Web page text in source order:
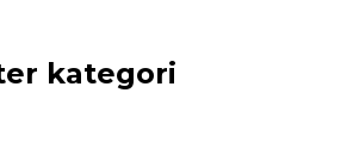
kategori